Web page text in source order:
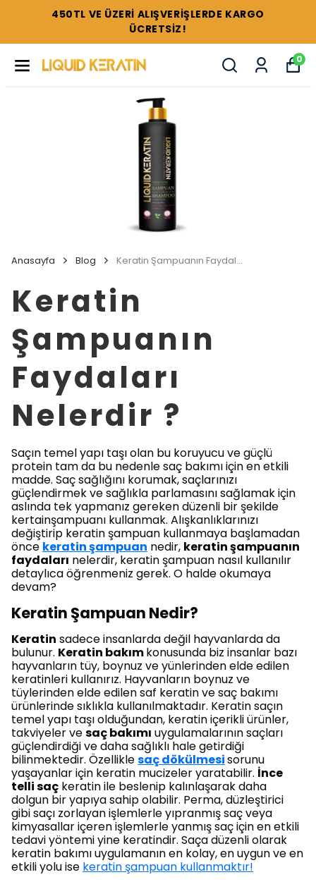
TÜM SETLERDE %44'E VARAN İNDİRİMLER !
0
Anasayfa Blog Keratin Şampuanın Faydaları Nelerdir ?
Keratin
Şampuanın
Faydaları
Nelerdir ?
Saçın temel yapı taşı olan bu koruyucu ve güçlü
protein tam da bu nedenle saç bakımı için en etkili
madde. Saç sağlığını korumak, saçlarınızı
güçlendirmek ve sağlıkla parlamasını sağlamak için
aslında tek yapmanız gereken düzenli bir şekilde
kertainşampuanı kullanmak. Alışkanlıklarınızı
değiştirip keratin şampuan kullanmaya başlamadan
önce keratin şampuan nedir, keratin şampuanın
faydaları nelerdir, keratin şampuan nasıl kullanılır
detaylıca öğrenmeniz gerek. O halde okumaya
devam?
Keratin Şampuan Nedir?
Keratin sadece insanlarda değil hayvanlarda da
bulunur. Keratin bakımkonusunda biz insanlar bazı
hayvanların tüy, boynuz ve yünlerinden elde edilen
keratinleri kullanırız. Hayvanların boynuz ve
tüylerinden elde edilen saf keratin ve saç bakımı
ürünlerinde sıklıkla kullanılmaktadır. Keratin saçın
temel yapı taşı olduğundan, keratin içerikli ürünler,
takviyeler vesaç bakımı uygulamalarının saçları
güçlendirdiği ve daha sağlıklı hale getirdiği
bilinmektedir. Özelliklesaç dökülmesisorunu
yaşayanlar için keratin mucizeler yaratabilir. İnce
telli saç keratin ile beslenip kalınlaşarak daha
dolgun bir yapıya sahip olabilir. Perma, düzleştirici
gibi saçı zorlayan işlemlerle yıpranmış saç veya
kimyasallar içeren işlemlerle yanmış saç için en etkili
tedavi yöntemi yine keratindir. Saça düzenli olarak
keratin bakımı uygulamanın en kolay, en uygun ve en
etkili yolu ise keratin şampuan kullanmaktır!